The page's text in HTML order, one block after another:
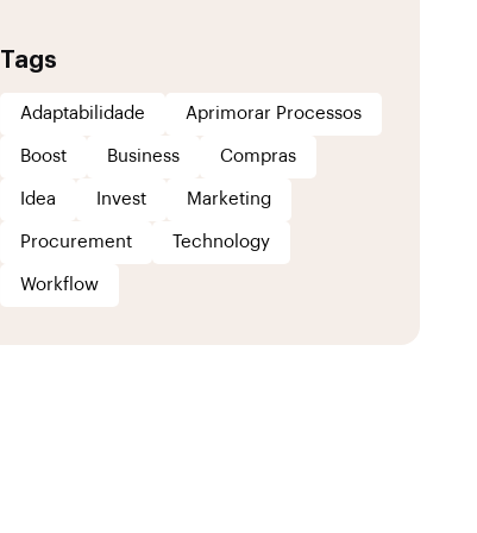
Tags
Adaptabilidade Aprimorar Processos
Boost Business Compras
Idea Invest Marketing
Procurement Technology
Workflow